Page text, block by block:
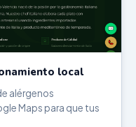
local
alérgenos
Maps para que tus